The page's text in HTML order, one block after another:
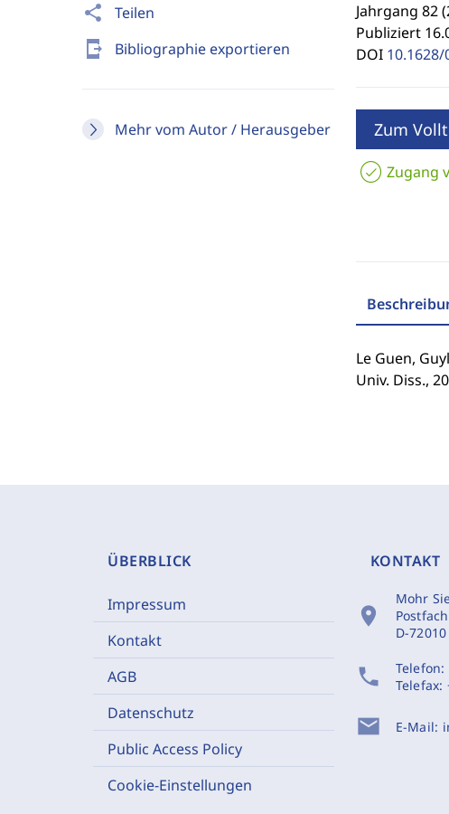
share Teilen
send_to_mobile Bibliographie exportieren
Mehr vom Autor / Herausgeber
Jahrgang 82
Publiziert
DOI 10.1628/
Zum
Zugang
Le Guen,
Univ. Diss.,
ÜBERBLICK
Impressum
Kontakt
AGB
Datenschutz
Public Access Policy
Cookie-Einstellungen
KONTAKT
location_on
Mohr
D-
phone Telefon:
Telefax:
mail E-Mail: